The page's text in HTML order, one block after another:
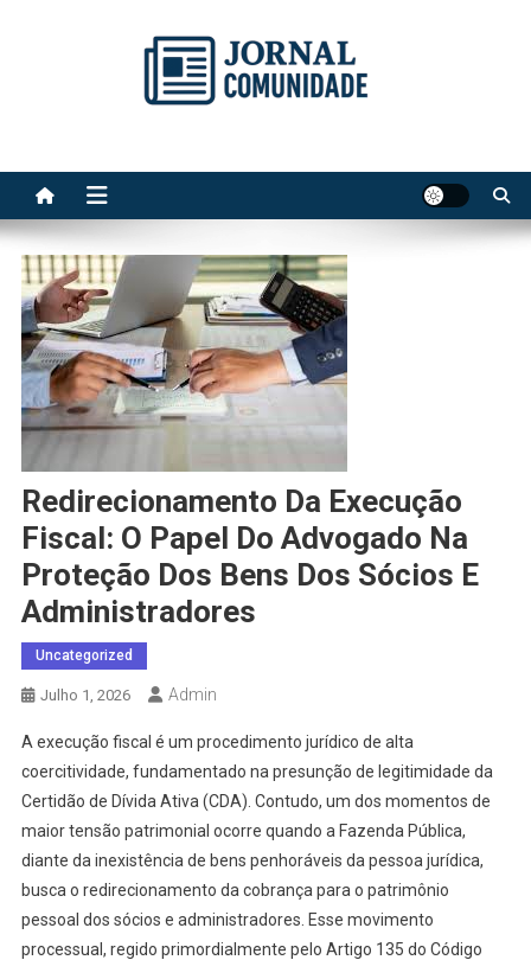
Redirecionamento Da Execução
Fiscal: O Papel Do Advogado Na
Proteção Dos Bens Dos Sócios E
Administradores
Uncategorized
Julho 1, 2026 Admin
A execução fiscal é um procedimento jurídico de alta
coercitividade, fundamentado na presunção de legitimidade da
Certidão de Dívida Ativa (CDA). Contudo, um dos momentos de
maior tensão patrimonial ocorre quando a Fazenda Pública,
diante da inexistência de bens penhoráveis da pessoa jurídica,
busca o redirecionamento da cobrança para o patrimônio
pessoal dos sócios e administradores. Esse movimento
processual, regido primordialmente pelo Artigo 135 do Código